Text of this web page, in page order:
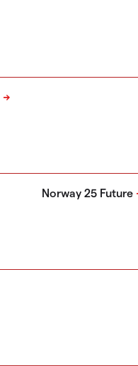
Norway 25 Future